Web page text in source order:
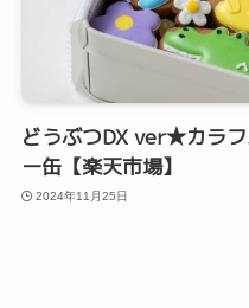
どうぶつDX ver★カラ
ー缶【楽天市場】
2024年11月25日